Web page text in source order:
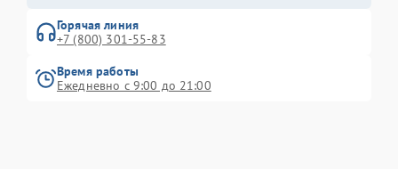
Горячая линия
+7 (800) 301-55-83
Время работы
Ежедневно с 9:00 до 21:00